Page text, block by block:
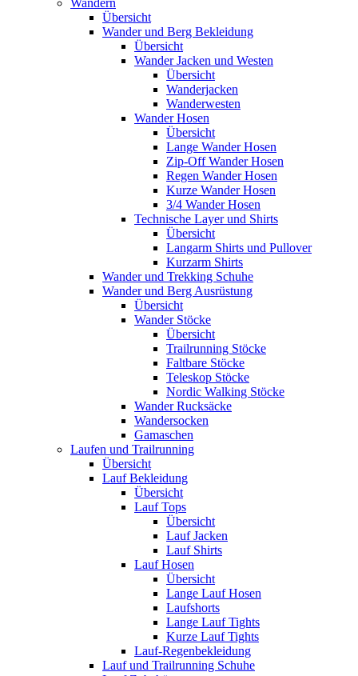
Wandern
Übersicht
Wander und Berg Bekleidung
Übersicht
Wander Jacken und Westen
Übersicht
Wanderjacken
Wanderwesten
Wander Hosen
Übersicht
Lange Wander Hosen
Zip-Off Wander Hosen
Regen Wander Hosen
Kurze Wander Hosen
3/4 Wander Hosen
Technische Layer und Shirts
Übersicht
Langarm Shirts und Pullover
Kurzarm Shirts
Wander und Trekking Schuhe
Wander und Berg Ausrüstung
Übersicht
Wander Stöcke
Übersicht
Trailrunning Stöcke
Faltbare Stöcke
Teleskop Stöcke
Nordic Walking Stöcke
Wander Rucksäcke
Wandersocken
Gamaschen
Laufen und Trailrunning
Übersicht
Lauf Bekleidung
Übersicht
Lauf Tops
Übersicht
Lauf Jacken
Lauf Shirts
Lauf Hosen
Übersicht
Lange Lauf Hosen
Laufshorts
Lange Lauf Tights
Kurze Lauf Tights
Lauf-Regenbekleidung
Lauf und Trailrunning Schuhe